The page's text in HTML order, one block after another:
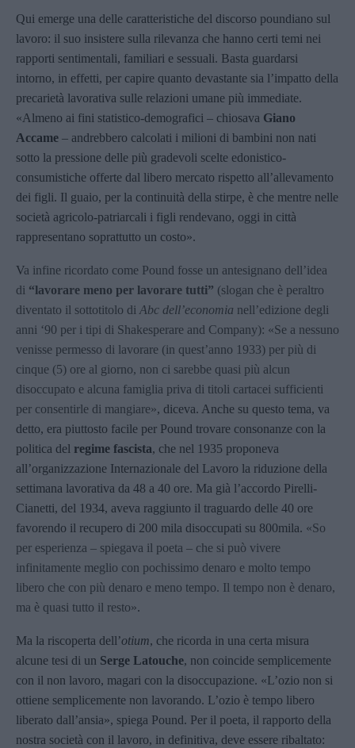
Qui emerge una delle caratteristiche del discorso poundiano sul
lavoro: il suo insistere sulla rilevanza che hanno certi temi nei
rapporti sentimentali, familiari e sessuali. Basta guardarsi
intorno, in effetti, per capire quanto devastante sia l’impatto della
precarietà lavorativa sulle relazioni umane più immediate.
«Almeno ai fini statistico-demografici – chiosava Giano
Accame – andrebbero calcolati i milioni di bambini non nati
sotto la pressione delle più gradevoli scelte edonistico-
consumistiche offerte dal libero mercato rispetto all’allevamento
dei figli. Il guaio, per la continuità della stirpe, è che mentre nelle
società agricolo-patriarcali i figli rendevano, oggi in città
rappresentano soprattutto un costo».
Va infine ricordato come Pound fosse un antesignano dell’idea
di “lavorare meno per lavorare tutti” (slogan che è peraltro
diventato il sottotitolo di Abc dell’economia nell’edizione degli
anni ‘90 per i tipi di Shakesperare and Company): «Se a nessuno
venisse permesso di lavorare (in quest’anno 1933) per più di
cinque (5) ore al giorno, non ci sarebbe quasi più alcun
disoccupato e alcuna famiglia priva di titoli cartacei sufficienti
per consentirle di mangiare», diceva. Anche su questo tema, va
detto, era piuttosto facile per Pound trovare consonanze con la
politica del regime fascista, che nel 1935 proponeva
all’organizzazione Internazionale del Lavoro la riduzione della
settimana lavorativa da 48 a 40 ore. Ma già l’accordo Pirelli-
Cianetti, del 1934, aveva raggiunto il traguardo delle 40 ore
favorendo il recupero di 200 mila disoccupati su 800mila. «So
per esperienza – spiegava il poeta – che si può vivere
infinitamente meglio con pochissimo denaro e molto tempo
libero che con più denaro e meno tempo. Il tempo non è denaro,
ma è quasi tutto il resto».
Ma la riscoperta dell’otium, che ricorda in una certa misura
alcune tesi di un Serge Latouche, non coincide semplicemente
con il non lavoro, magari con la disoccupazione. «L’ozio non si
ottiene semplicemente non lavorando. L’ozio è tempo libero
liberato dall’ansia», spiega Pound. Per il poeta, il rapporto della
nostra società con il lavoro, in definitiva, deve essere ribaltato: